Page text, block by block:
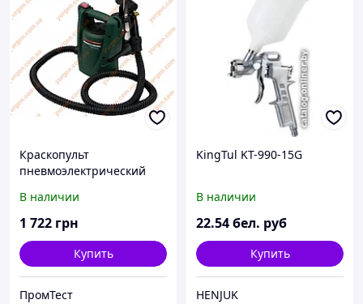
Краскопульт
пневмоэлектрический
В наличии
1 722 грн
Купить
ПромТест
KingTul KT-990-15G
В наличии
22.54бел. руб
Купить
HENJUK